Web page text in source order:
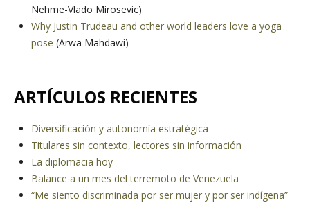
Nehme-Vlado Mirosevic)
Why Justin Trudeau and other world leaders love a yoga
pose (Arwa Mahdawi)
ARTÍCULOS RECIENTES
Diversificación y autonomía estratégica
Titulares sin contexto, lectores sin información
La diplomacia hoy
Balance a un mes del terremoto de Venezuela
“Me siento discriminada por ser mujer y por ser indígena”